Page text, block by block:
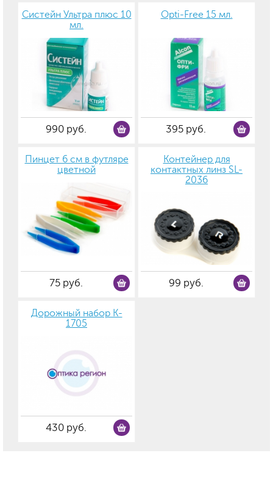
Систейн Ультра плюс 10
мл.
990 руб.
Opti-Free 15 мл.
395 руб.
Пинцет 6 см в футляре
цветной
75 руб.
Контейнер для
контактных линз SL-
2036
99 руб.
Дорожный набор K-
1705
430 руб.